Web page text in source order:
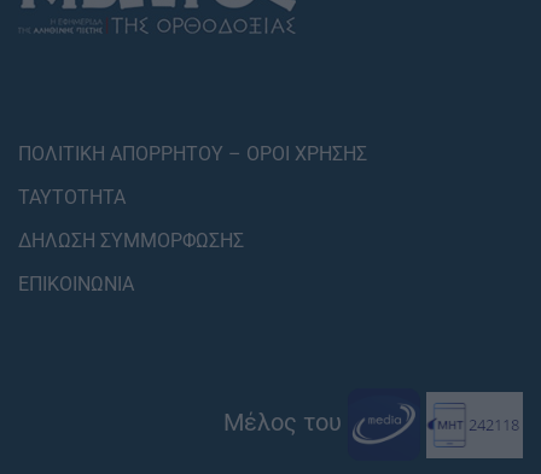
ΠΟΛΙΤΙΚΗ ΑΠΟΡΡΗΤΟΥ – ΟΡΟΙ ΧΡΗΣΗΣ
ΤΑΥΤΟΤΗΤΑ
ΔΗΛΩΣΗ ΣΥΜΜΟΡΦΩΣΗΣ
ΕΠΙΚΟΙΝΩΝΙΑ
Μέλος του